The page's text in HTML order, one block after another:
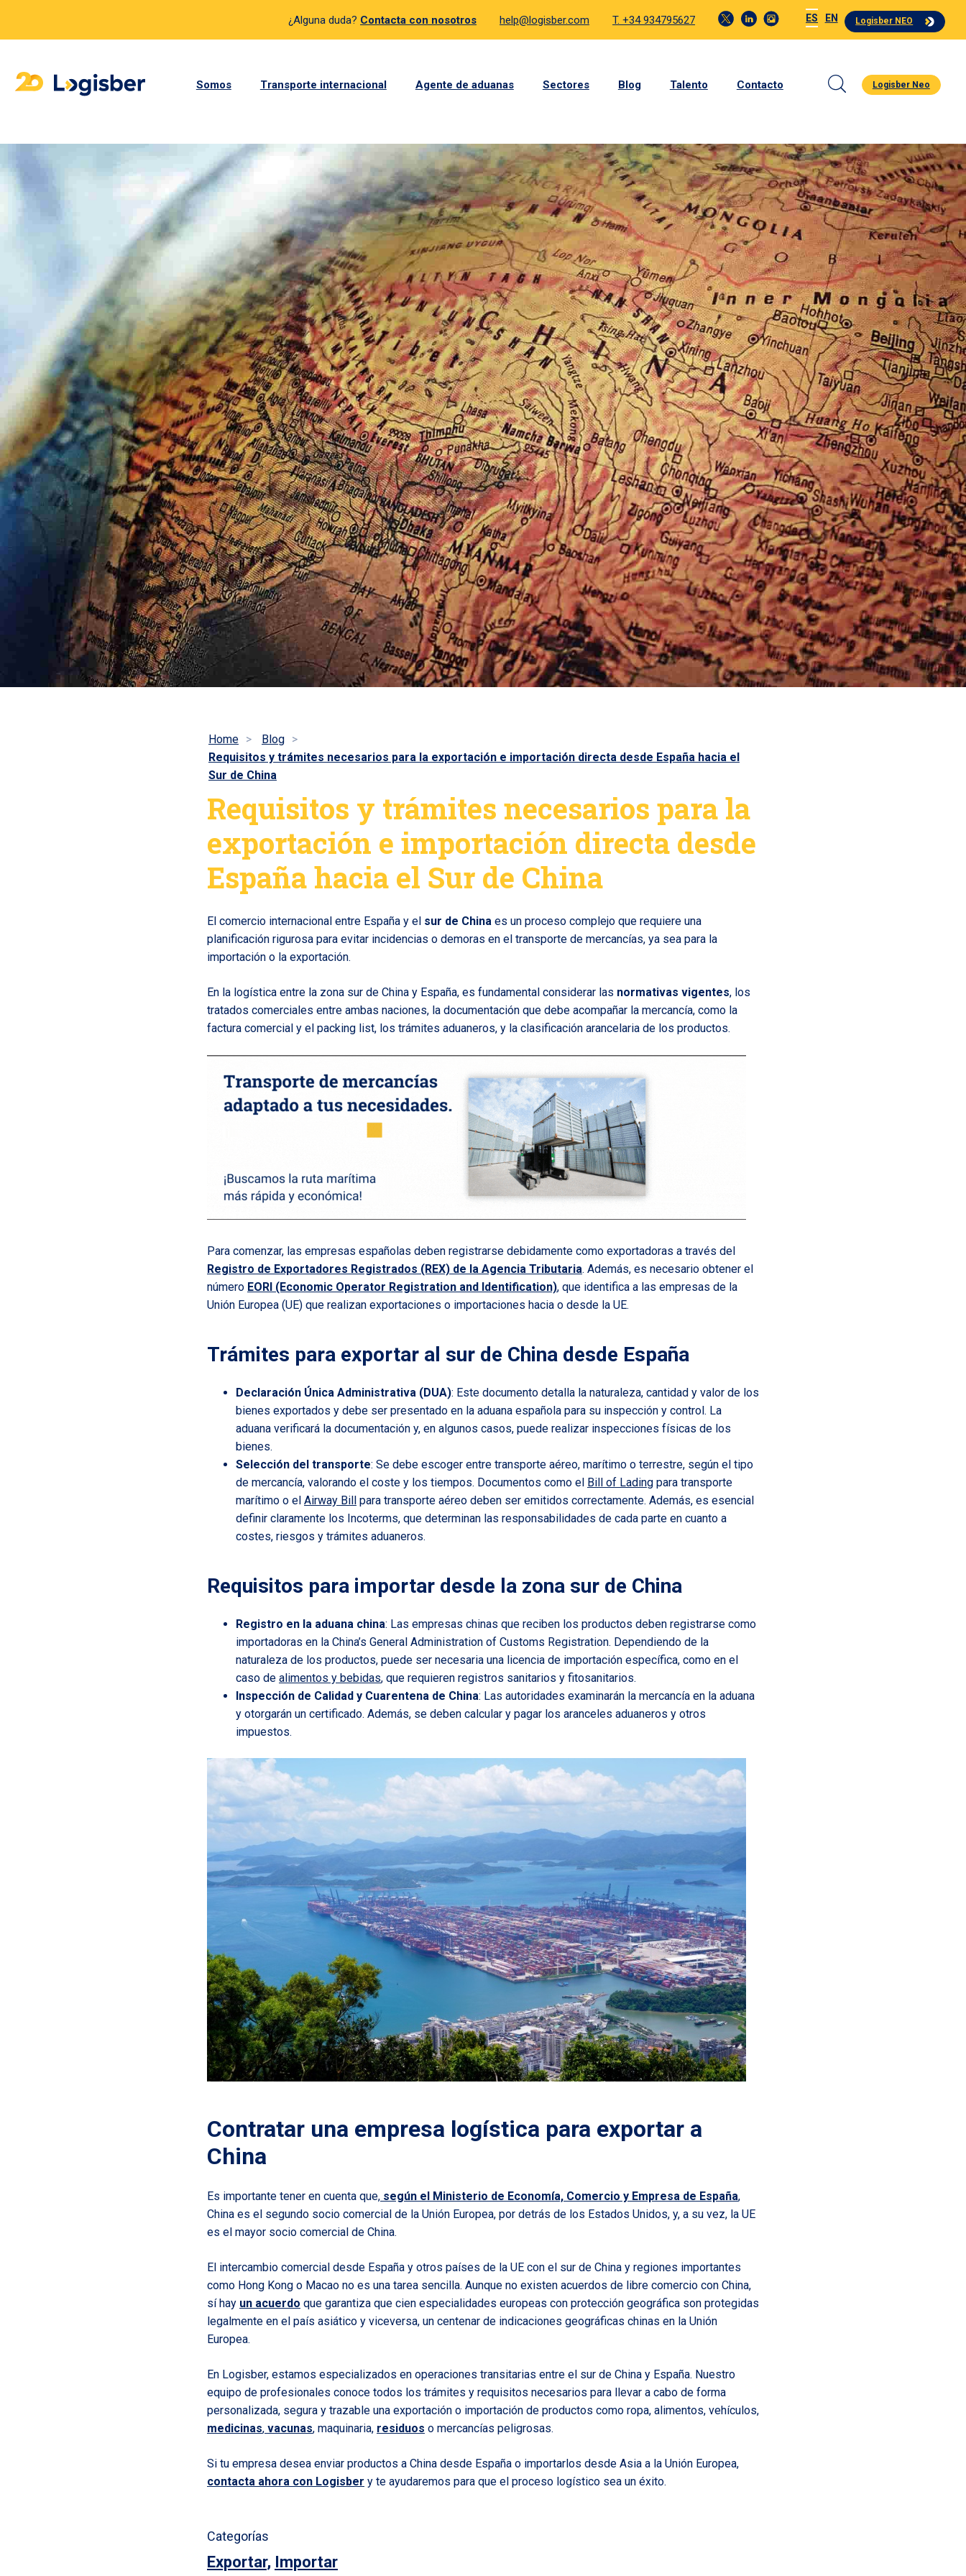
¿Alguna duda? Contacta con nosotros help@logisber.com T. +34 934795627 ES EN Logisber NEO
Somos Transporte internacional Agente de aduanas Sectores Blog Talento Contacto Logisber Neo
Home
Blog
Requisitos y trámites necesarios para la exportación e importación directa desde España hacia el
Sur de China
Requisitos y trámites necesarios para la
exportación e importación directa desde
España hacia el Sur de China
El comercio internacional entre España y el sur de China es un proceso complejo que requiere una
planificación rigurosa para evitar incidencias o demoras en el transporte de mercancías, ya sea para la
importación o la exportación.
En la logística entre la zona sur de China y España, es fundamental considerar las normativas vigentes, los
tratados comerciales entre ambas naciones, la documentación que debe acompañar la mercancía, como la
factura comercial y el packing list, los trámites aduaneros, y la clasificación arancelaria de los productos.
Para comenzar, las empresas españolas deben registrarse debidamente como exportadoras a través del
Registro de Exportadores Registrados (REX) de la Agencia Tributaria. Además, es necesario obtener el
número EORI (Economic Operator Registration and Identification), que identifica a las empresas de la
Unión Europea (UE) que realizan exportaciones o importaciones hacia o desde la UE.
Trámites para exportar al sur de China desde España
Declaración Única Administrativa (DUA): Este documento detalla la naturaleza, cantidad y valor de los
bienes exportados y debe ser presentado en la aduana española para su inspección y control. La
aduana verificará la documentación y, en algunos casos, puede realizar inspecciones físicas de los
bienes.
Selección del transporte: Se debe escoger entre transporte aéreo, marítimo o terrestre, según el tipo
de mercancía, valorando el coste y los tiempos. Documentos como el Bill of Lading para transporte
marítimo o el Airway Bill para transporte aéreo deben ser emitidos correctamente. Además, es esencial
definir claramente los Incoterms, que determinan las responsabilidades de cada parte en cuanto a
costes, riesgos y trámites aduaneros.
Requisitos para importar desde la zona sur de China
Registro en la aduana china: Las empresas chinas que reciben los productos deben registrarse como
importadoras en la China’s General Administration of Customs Registration. Dependiendo de la
naturaleza de los productos, puede ser necesaria una licencia de importación específica, como en el
caso de alimentos y bebidas, que requieren registros sanitarios y fitosanitarios.
Inspección de Calidad y Cuarentena de China: Las autoridades examinarán la mercancía en la aduana
y otorgarán un certificado. Además, se deben calcular y pagar los aranceles aduaneros y otros
impuestos.
Contratar una empresa logística para exportar a
China
Es importante tener en cuenta que, según el Ministerio de Economía, Comercio y Empresa de España,
China es el segundo socio comercial de la Unión Europea, por detrás de los Estados Unidos, y, a su vez, la UE
es el mayor socio comercial de China.
El intercambio comercial desde España y otros países de la UE con el sur de China y regiones importantes
como Hong Kong o Macao no es una tarea sencilla. Aunque no existen acuerdos de libre comercio con China,
sí hay un acuerdo que garantiza que cien especialidades europeas con protección geográfica son protegidas
legalmente en el país asiático y viceversa, un centenar de indicaciones geográficas chinas en la Unión
Europea.
En Logisber, estamos especializados en operaciones transitarias entre el sur de China y España. Nuestro
equipo de profesionales conoce todos los trámites y requisitos necesarios para llevar a cabo de forma
personalizada, segura y trazable una exportación o importación de productos como ropa, alimentos, vehículos,
medicinas, vacunas, maquinaria, residuos o mercancías peligrosas.
Si tu empresa desea enviar productos a China desde España o importarlos desde Asia a la Unión Europea,
contacta ahora con Logisber y te ayudaremos para que el proceso logístico sea un éxito.
Categorías
Exportar, Importar